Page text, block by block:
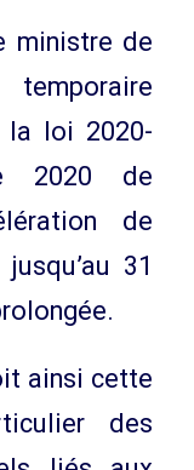
ministre de
la loi 2020-
2020 de
de
31
ainsi cette
des